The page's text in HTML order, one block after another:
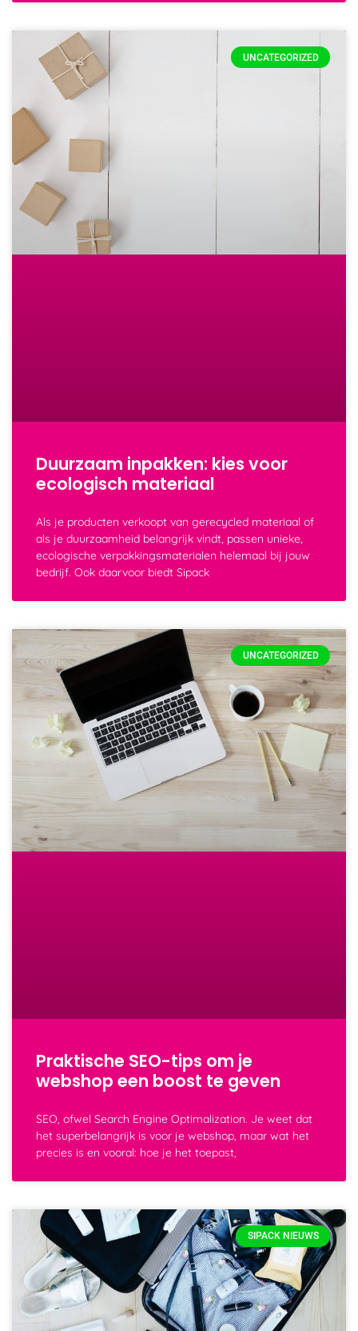
UNCATEGORIZED
Duurzaam inpakken: kies voor
ecologisch materiaal
Als je producten verkoopt van gerecycled materiaal of
als je duurzaamheid belangrijk vindt, passen unieke,
ecologische verpakkingsmaterialen helemaal bij jouw
bedrijf. Ook daarvoor biedt Sipack
UNCATEGORIZED
Praktische SEO-tips om je
webshop een boost te geven
SEO, ofwel Search Engine Optimalization. Je weet dat
het superbelangrijk is voor je webshop, maar wat het
precies is en vooral: hoe je het toepast,
SIPACK NIEUWS